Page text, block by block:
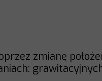
zmianę